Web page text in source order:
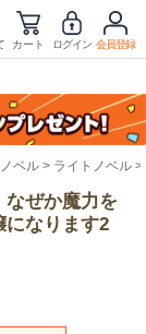
カート ログイン 会員登録
ベル ライトノベル
なぜか魔力を
になります2